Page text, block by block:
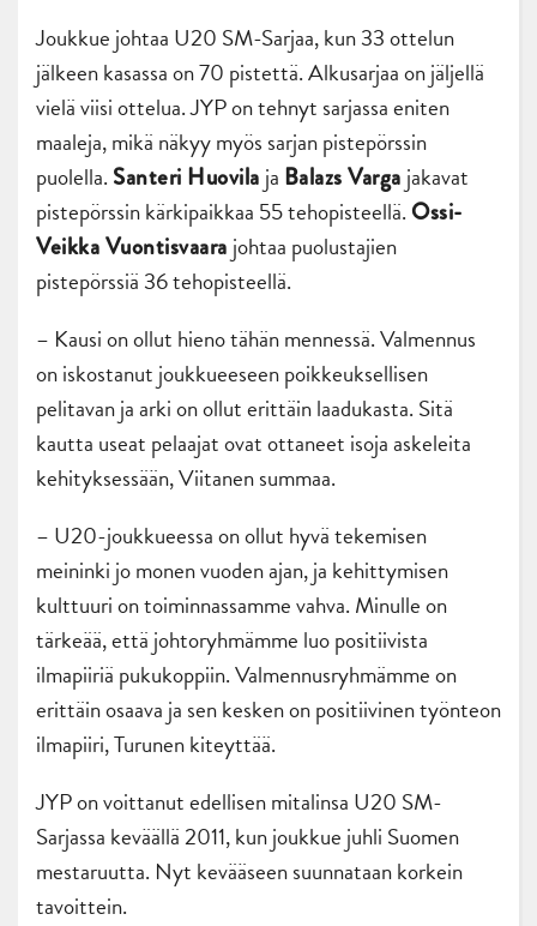
Joukkue johtaa U20 SM-Sarjaa, kun 33 ottelun
jälkeen kasassa on 70 pistettä. Alkusarjaa on jäljellä
vielä viisi ottelua. JYP on tehnyt sarjassa eniten
maaleja, mikä näkyy myös sarjan pistepörssin
puolella. Santeri Huovila ja Balazs Varga jakavat
pistepörssin kärkipaikkaa 55 tehopisteellä.Ossi-
Veikka Vuontisvaara johtaa puolustajien
pistepörssiä 36 tehopisteellä.
– Kausi on ollut hieno tähän mennessä. Valmennus
on iskostanut joukkueeseen poikkeuksellisen
pelitavan ja arki on ollut erittäin laadukasta. Sitä
kautta useat pelaajat ovat ottaneet isoja askeleita
kehityksessään, Viitanen summaa.
– U20-joukkueessa on ollut hyvä tekemisen
meininki jo monen vuoden ajan, ja kehittymisen
kulttuuri on toiminnassamme vahva. Minulle on
tärkeää, että johtoryhmämme luo positiivista
ilmapiiriä pukukoppiin. Valmennusryhmämme on
erittäin osaava ja sen kesken on positiivinen työnteon
ilmapiiri, Turunen kiteyttää.
JYP on voittanut edellisen mitalinsa U20 SM-
Sarjassa keväällä 2011, kun joukkue juhli Suomen
mestaruutta. Nyt kevääseen suunnataan korkein
tavoittein.